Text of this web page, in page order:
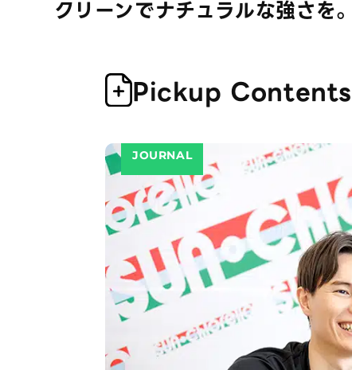
すべてのアスリートのために
Pickup Contents
JOURNAL